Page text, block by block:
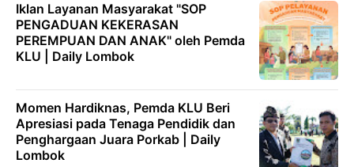
Iklan Layanan Masyarakat "SOP
PENGADUAN KEKERASAN
PEREMPUAN DAN ANAK" oleh Pemda
KLU | Daily Lombok
Momen Hardiknas, Pemda KLU Beri
Apresiasi pada Tenaga Pendidik dan
Penghargaan Juara Porkab | Daily
Lombok